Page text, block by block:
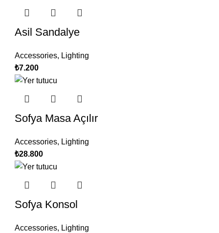
Asil Sandalye
Accessories, Lighting
₺7.200
Sofya Masa Açılır
Accessories, Lighting
₺28.800
Sofya Konsol
Accessories, Lighting